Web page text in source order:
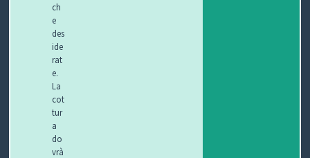
ch
e
des
ide
rat
e.
La
cot
tur
a
do
vrà